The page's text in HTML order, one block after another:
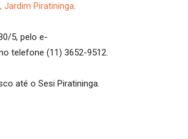
Jardim Piratininga.
5, pelo e-
telefone (11) 3652-9512.
até o Sesi Piratininga.